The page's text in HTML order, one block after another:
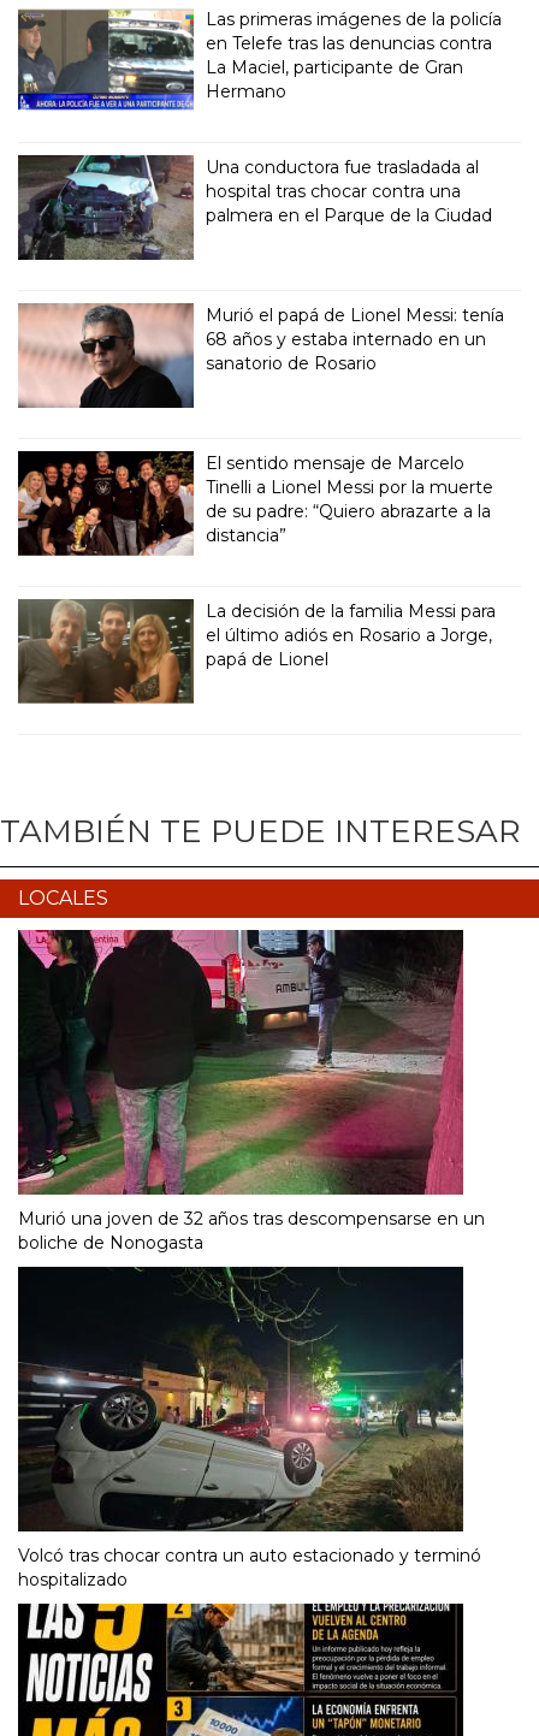
Las primeras imágenes de la policía
en Telefe tras las denuncias contra
La Maciel, participante de Gran
Hermano
Una conductora fue trasladada al
hospital tras chocar contra una
palmera en el Parque de la Ciudad
Murió el papá de Lionel Messi: tenía
68 años y estaba internado en un
sanatorio de Rosario
El sentido mensaje de Marcelo
Tinelli a Lionel Messi por la muerte
de su padre: “Quiero abrazarte a la
distancia”
La decisión de la familia Messi para
el último adiós en Rosario a Jorge,
papá de Lionel
TAMBIÉN TE PUEDE INTERESAR
LOCALES
Murió una joven de 32 años tras descompensarse en un
boliche de Nonogasta
Volcó tras chocar contra un auto estacionado y terminó
hospitalizado